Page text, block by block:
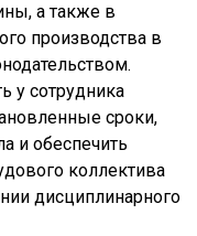
а также в
производства в
у сотрудника
сроки,
и обеспечить
коллектива
дисциплинарного